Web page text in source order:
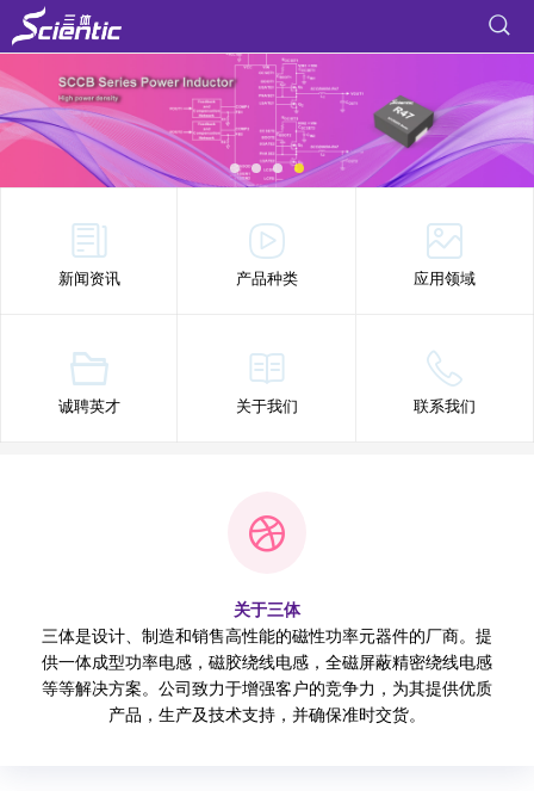
新闻资讯 产品种类 应用领域
诚聘英才 关于我们 联系我们
关于三体
三体是设计、制造和销售高性能的磁性功率元器件的厂商。提
供一体成型功率电感，磁胶绕线电感，全磁屏蔽精密绕线电感
等等解决方案。公司致力于增强客户的竞争力，为其提供优质
产品，生产及技术支持，并确保准时交货。